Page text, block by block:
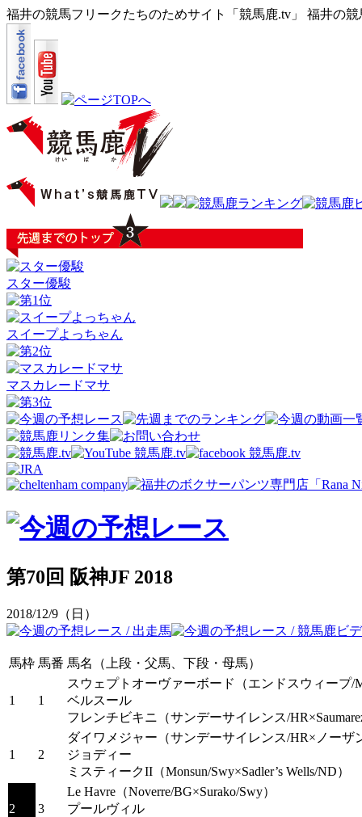
福井の競馬フリークたちのためサイト「競馬鹿.tv」 福井の
スター優駿
スイープよっちゃん
マスカレードマサ
第70回 阪神JF 2018
2018/12/9（日）
馬枠 馬番 馬名（上段・父馬、下段・母馬）
1 1
スウェプトオーヴァーボード
（エンドスウィープ/
ベルスール
フレンチビキニ （サンデーサイレンス/
1 2
ダイワメジャー （サンデーサイレンス/HR×ノーザ
ジョディー
ミスティークII （Monsun/Swy×Sadler’s Wells/ND）
2 3
Le Havre （Noverre/BG×Surako/Swy）
プールヴィル